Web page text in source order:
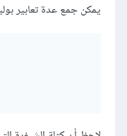
يمكن جمع عدة تعابير